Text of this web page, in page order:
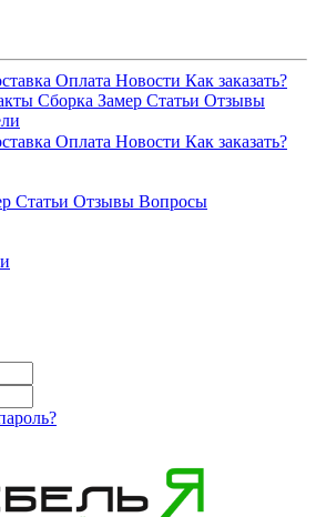
Оплата Новости Как заказать?
Сборка Замер Статьи Отзывы
Оплата Новости Как заказать?
Статьи Отзывы Вопросы